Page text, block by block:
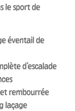
le sport de
éventail de
d’escalade
rembourrée
laçage